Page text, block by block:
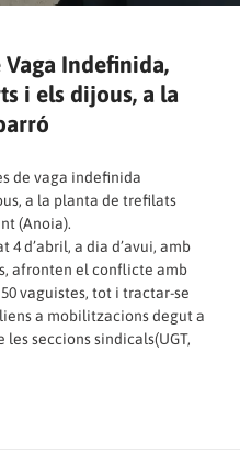
Indefinida,
i els dijous, a la
de vaga indefinida
a la planta de trefilats
(Anoia).
4 d’abril, a dia d’avui, amb
afronten el conflicte amb
vaguistes, tot i tractar-se
a mobilitzacions degut a
seccions sindicals(UGT,